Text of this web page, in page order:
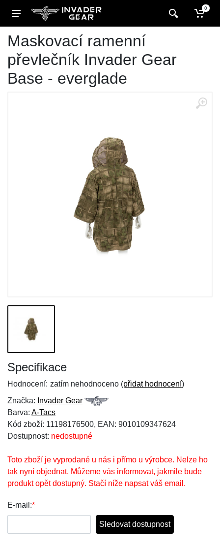
0
Maskovací ramenní
převlečník Invader Gear
Base - everglade
Specifikace
Hodnocení: zatím nehodnoceno (přidat hodnocení)
Značka: Invader Gear
Barva: A-Tacs
Kód zboží: 11198176500, EAN: 9010109347624
Dostupnost: nedostupné
Toto zboží je vyprodané u nás i přímo u výrobce. Nelze ho
tak nyní objednat. Můžeme vás informovat, jakmile bude
produkt opět dostupný. Stačí níže napsat váš email.
E-mail:*
Sledovat dostupnost